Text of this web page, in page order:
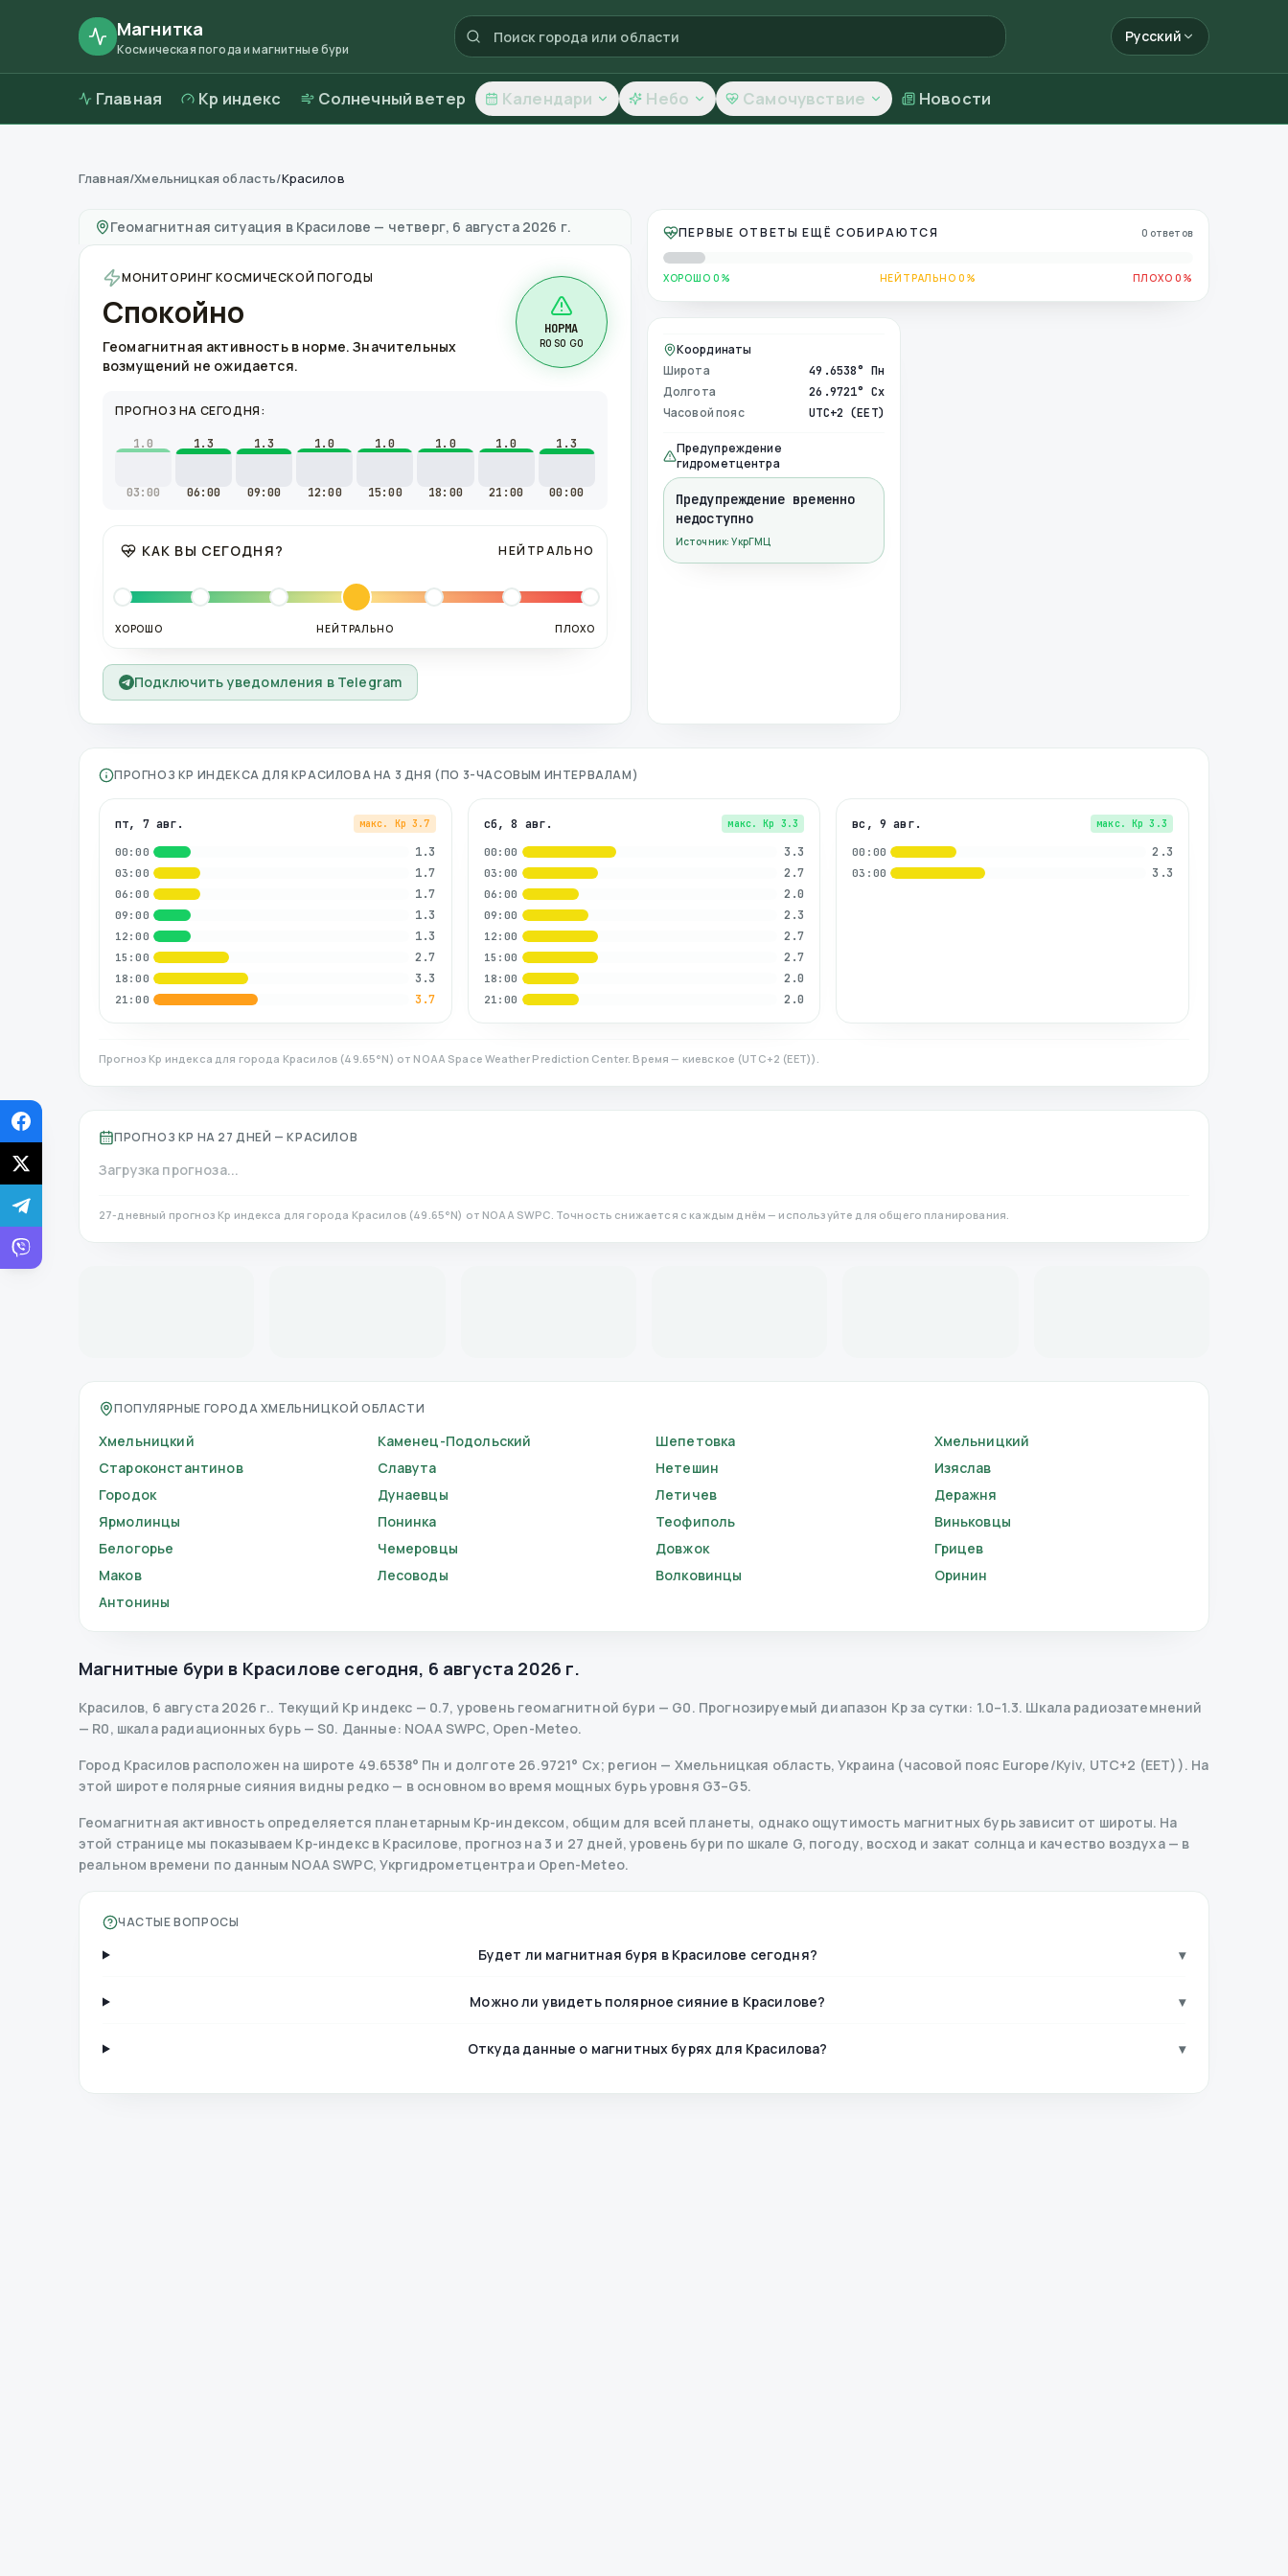
Магнитка
Космическая погода и магнитные бури
Русский
Главная Kp индекс Солнечный ветер Календари Небо Самочувствие Новости
Магнитные бури в Красилове—погода и качество воздуха
Главная/Хмельницкая область/Красилов
Геомагнитная ситуация в Красилове — четверг, 6 августа 2026 г.
МОНИТОРИНГ КОСМИЧЕСКОЙ ПОГОДЫ
Спокойно
Геомагнитная активность в норме. Значительных
возмущений не ожидается.
НОРМА
R0 S0 G0
ПРОГНОЗ НА СЕГОДНЯ:
1.0
03:00
1.3
06:00
1.3
09:00
1.0
12:00
1.0
15:00
1.0
18:00
1.0
21:00
1.3
00:00
КАК ВЫ СЕГОДНЯ? НЕЙТРАЛЬНО
ХОРОШО НЕЙТРАЛЬНО ПЛОХО
Подключить уведомления в Telegram
ПЕРВЫЕ ОТВЕТЫ ЕЩЁ СОБИРАЮТСЯ 0 ответов
ХОРОШО 0% НЕЙТРАЛЬНО 0% ПЛОХО 0%
Координаты
Широта
49.6538° Пн
Долгота 26.9721° Сх
Часовой пояс UTC+2 (EET)
Предупреждение
гидрометцентра
Предупреждение временно
недоступно
Источник: УкрГМЦ
ПРОГНОЗ KP ИНДЕКСА ДЛЯ КРАСИЛОВАНА 3 ДНЯ (ПО 3-ЧАСОВЫМ ИНТЕРВАЛАМ)
пт, 7 авг. макс. Kp 3.7
00:00 1.3
03:00 1.7
06:00 1.7
09:00 1.3
12:00 1.3
15:00 2.7
18:00 3.3
21:00 3.7
сб, 8 авг. макс. Kp 3.3
00:00 3.3
03:00 2.7
06:00 2.0
09:00 2.3
12:00 2.7
15:00 2.7
18:00 2.0
21:00 2.0
вс, 9 авг. макс. Kp 3.3
00:00 2.3
03:00 3.3
Прогноз Kp индекса для города Красилов (49.65°N) от NOAA Space Weather Prediction Center. Время — киевское (UTC+2 (EET)).
ПРОГНОЗ KP НА 27 ДНЕЙ — КРАСИЛОВ
Загрузка прогноза...
27-дневный прогноз Kp индекса для города Красилов(49.65°N) от NOAA SWPC. Точность снижается с каждым днём — используйте для общего планирования.
ПОПУЛЯРНЫЕ ГОРОДА ХМЕЛЬНИЦКОЙ ОБЛАСТИ
Хмельницкий Каменец-Подольский Шепетовка
Хмельницкий
Староконстантинов
Славута Нетешин
Изяслав
Городок
Дунаевцы Летичев
Деражня
Ярмолинцы
Понинка Теофиполь
Виньковцы
Белогорье
Чемеровцы Довжок
Грицев
Маков
Лесоводы Волковинцы
Оринин
Антонины
Магнитные бури в Красилове сегодня, 6 августа 2026 г.
Красилов, 6 августа 2026 г.. Текущий Kp индекс — 0.7, уровень геомагнитной бури — G0. Прогнозируемый диапазон Kp за сутки: 1.0–1.3. Шкала радиозатемнений
— R0, шкала радиационных бурь— S0. Данные: NOAA SWPC, Open-Meteo.
Город Красилов расположен на широте 49.6538° Пн и долготе 26.9721° Сх; регион — Хмельницкая область, Украина (часовой пояс Europe/Kyiv, UTC+2 (EET)). На
этой широте полярные сияния видны редко — в основном во время мощных бурь уровня G3–G5.
Геомагнитная активность определяется планетарным Kp-индексом, общим для всей планеты, однако ощутимость магнитных бурь зависит от широты. На
этой странице мы показываем Kp-индекс в Красилове, прогноз на 3 и 27 дней, уровень бури по шкале G, погоду, восход и закат солнца и качество воздуха — в
реальном времени по данным NOAA SWPC, Укргидрометцентра и Open-Meteo.
ЧАСТЫЕ ВОПРОСЫ
Будет ли магнитная буря в Красилове сегодня? ▾
Можно ли увидеть полярное сияние в Красилове? ▾
Откуда данные о магнитных бурях для Красилова? ▾